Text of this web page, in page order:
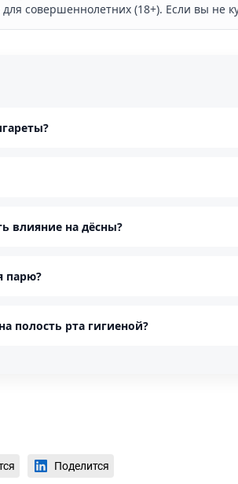
совершеннолетних (18+). Если вы не
влияние на дёсны?
парю?
полость рта гигиеной?
Поделится